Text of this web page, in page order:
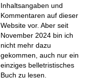
Inhaltsangaben und
Kommentaren auf dieser
Website vor. Aber seit
November 2024 bin ich
nicht mehr dazu
gekommen, auch nur ein
einziges belletristisches
Buch zu lesen.